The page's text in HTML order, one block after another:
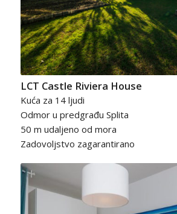
LCT Castle Riviera House
Kuća za 14 ljudi
Odmor u predgrađu Splita
50 m udaljeno od mora
Zadovoljstvo zagarantirano